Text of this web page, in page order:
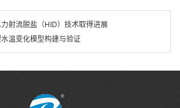
射流脱盐（HID）技术取得进展
温变化模型构建与验证